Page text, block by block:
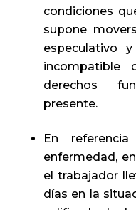
condiciones
supone
especulativo
incompatible
derechos
presente.
En
enfermedad,
el trabajador
días en la